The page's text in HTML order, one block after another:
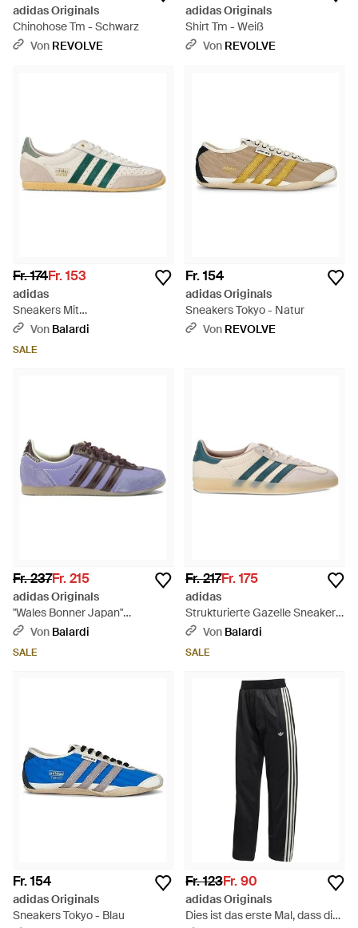
adidas Originals
Chinohose Tm - Schwarz
Von REVOLVE
adidas Originals
Shirt Tm - Weiß
Von REVOLVE
Fr. 174Fr. 153
adidas
Sneakers Mit
Wildledereinsätzen - Grün
Von Balardi
SALE
Fr. 154
adidas Originals
Sneakers Tokyo - Natur
Von REVOLVE
Fr. 237Fr. 215
adidas Originals
"Wales Bonner Japan"
Turnschuhe - Lila
Von Balardi
SALE
Fr. 217Fr. 175
adidas
Strukturierte Gazelle Sneakers
Mit Streifen - Blau
Von Balardi
SALE
Fr. 154
adidas Originals
Sneakers Tokyo - Blau
Fr. 123Fr. 90
adidas Originals
Dies ist das erste Mal, dass die